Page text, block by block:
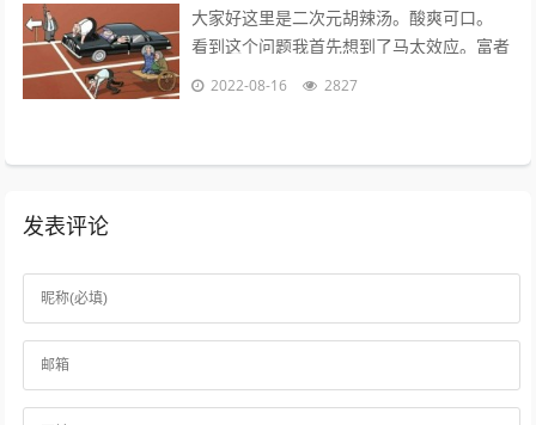
大家好这里是二次元胡辣汤。酸爽可口。
看到这个问题我首先想到了马太效应。富者
更富，穷者更穷。这也是一个不争的事实。
2022-08-16 2827
发表评论